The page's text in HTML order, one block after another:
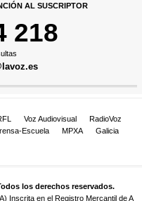
AL SUSCRIPTOR
218
Voz Audiovisual
RadioVoz
Escuela MPXA
Galicia
los derechos reservados.
Inscrita en el Registro Mercantil de A